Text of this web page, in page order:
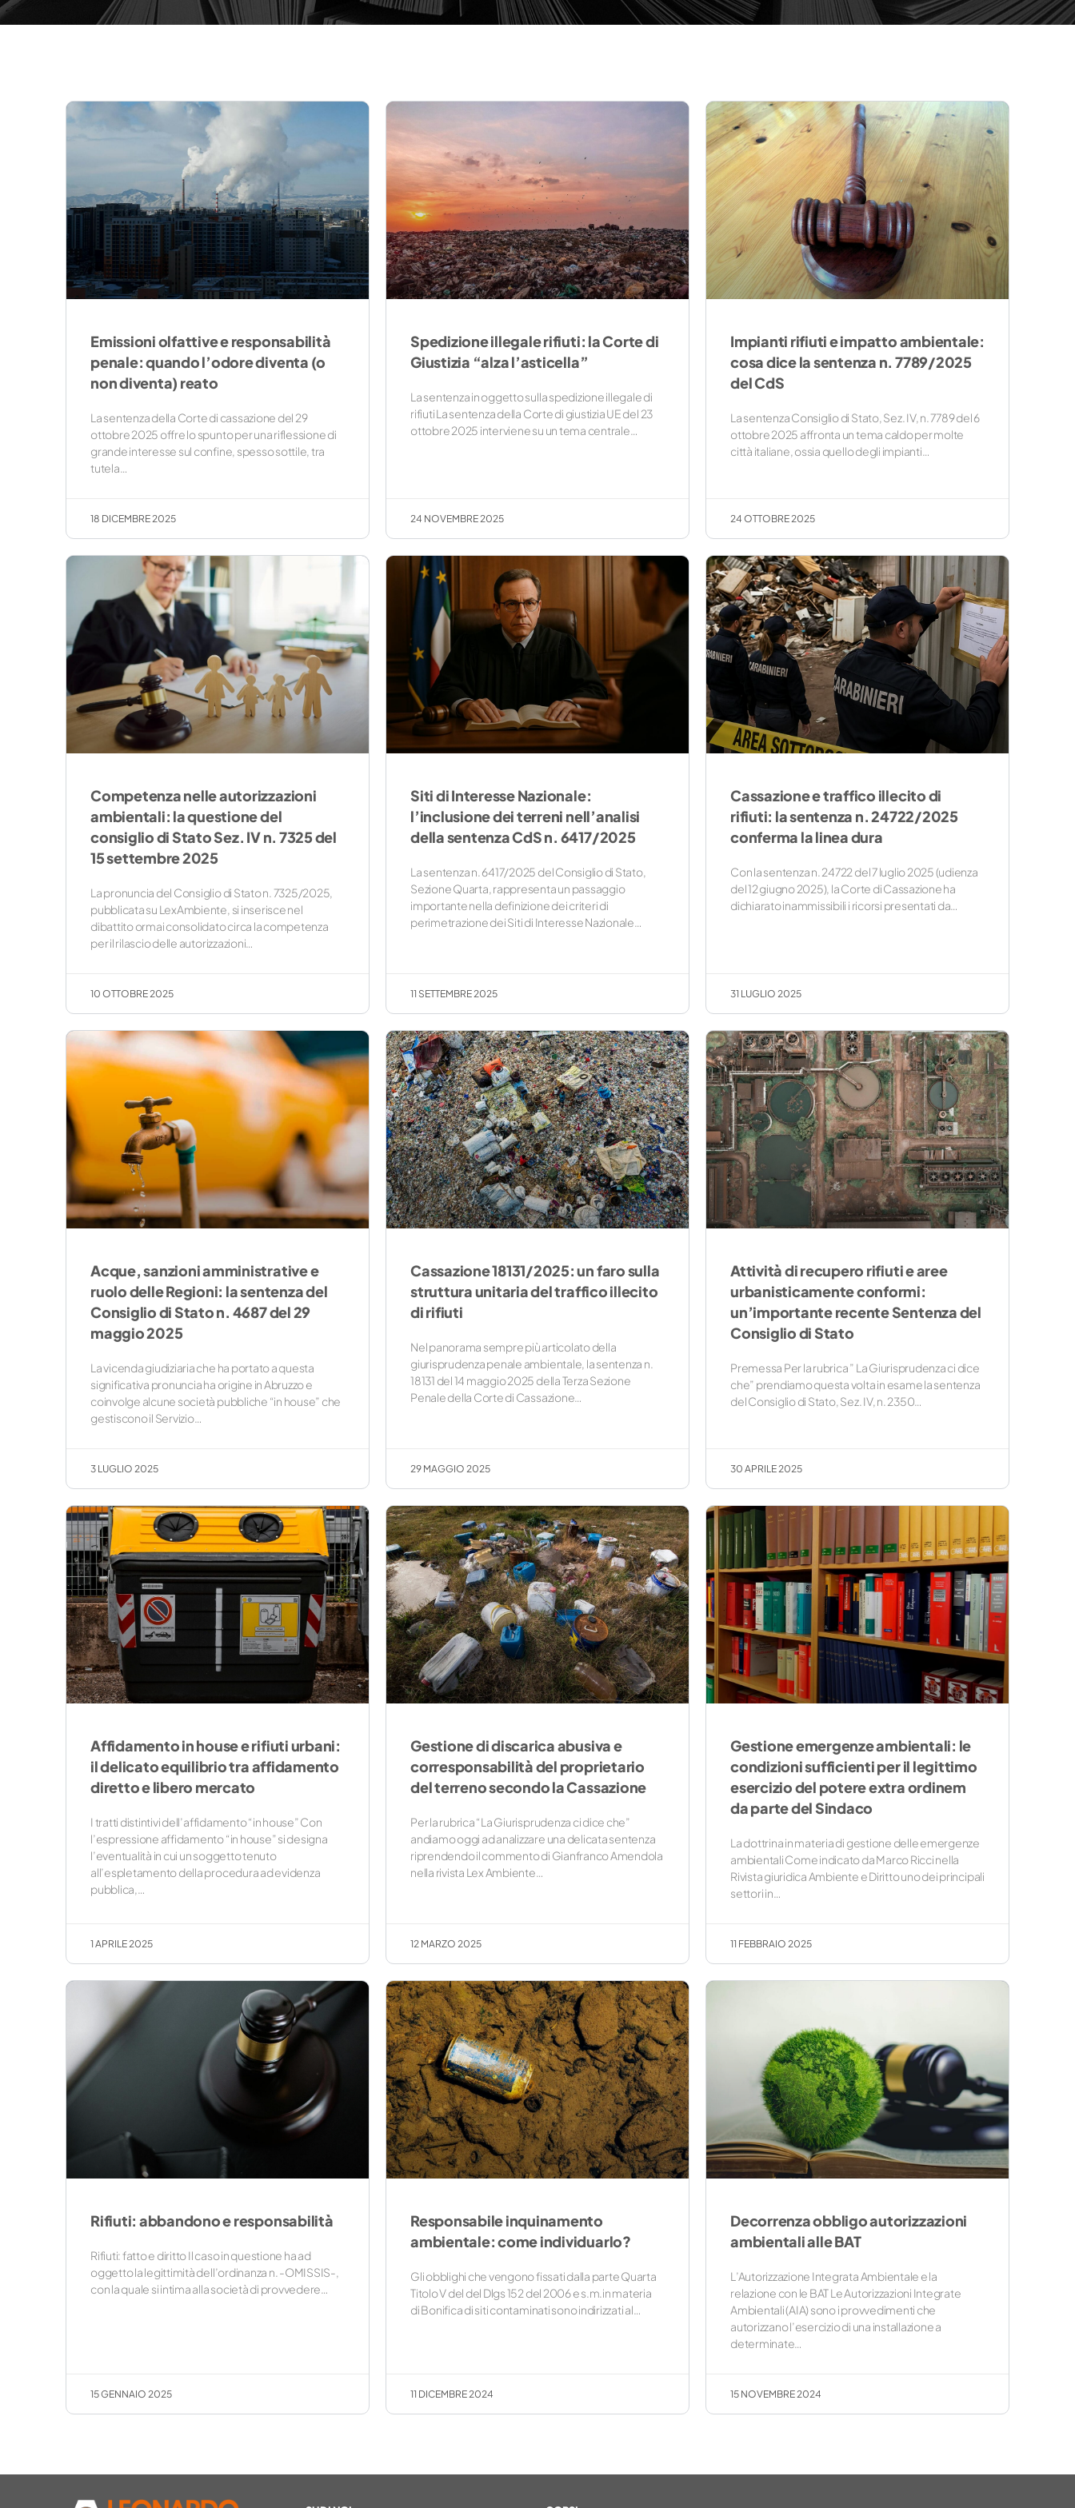
Emissioni olfattive e responsabilità
penale: quando l’odore diventa (o
non diventa) reato
La sentenza della Corte di cassazione del 29
ottobre 2025 offre lo spunto per una riflessione di
grande interesse sul confine, spesso sottile, tra
tutela…
18 DICEMBRE 2025
Spedizione illegale rifiuti: la Corte di
Giustizia “alza l’asticella”
La sentenza in oggetto sulla spedizione illegale di
rifiuti La sentenza della Corte di giustizia UE del 23
ottobre 2025 interviene su un tema centrale…
24 NOVEMBRE 2025
Impianti rifiuti e impatto ambientale:
cosa dice la sentenza n. 7789/2025
del CdS
La sentenza Consiglio di Stato, Sez. IV, n. 7789 del 6
ottobre 2025 affronta un tema caldo per molte
città italiane, ossia quello degli impianti…
24 OTTOBRE 2025
Competenza nelle autorizzazioni
ambientali: la questione del
consiglio di Stato Sez. IV n. 7325 del
15 settembre 2025
La pronuncia del Consiglio di Stato n. 7325/2025,
pubblicata su LexAmbiente, si inserisce nel
dibattito ormai consolidato circa la competenza
per il rilascio delle autorizzazioni…
10 OTTOBRE 2025
Siti di Interesse Nazionale:
l’inclusione dei terreni nell’analisi
della sentenza CdS n. 6417/2025
La sentenza n. 6417/2025 del Consiglio di Stato,
Sezione Quarta, rappresenta un passaggio
importante nella definizione dei criteri di
perimetrazione dei Siti di Interesse Nazionale…
11 SETTEMBRE 2025
Cassazione e traffico illecito di
rifiuti: la sentenza n. 24722/2025
conferma la linea dura
Con la sentenza n. 24722 del 7 luglio 2025 (udienza
del 12 giugno 2025), la Corte di Cassazione ha
dichiarato inammissibili i ricorsi presentati da…
31 LUGLIO 2025
Acque, sanzioni amministrative e
ruolo delle Regioni: la sentenza del
Consiglio di Stato n. 4687 del 29
maggio 2025
La vicenda giudiziaria che ha portato a questa
significativa pronuncia ha origine in Abruzzo e
coinvolge alcune società pubbliche “in house” che
gestiscono il Servizio…
3 LUGLIO 2025
Cassazione 18131/2025: un faro sulla
struttura unitaria del traffico illecito
di rifiuti
Nel panorama sempre più articolato della
giurisprudenza penale ambientale, la sentenza n.
18131 del 14 maggio 2025 della Terza Sezione
Penale della Corte di Cassazione…
29 MAGGIO 2025
Attività di recupero rifiuti e aree
urbanisticamente conformi:
un’importante recente Sentenza del
Consiglio di Stato
Premessa Per la rubrica ” La Giurisprudenza ci dice
che” prendiamo questa volta in esame la sentenza
del Consiglio di Stato, Sez. IV, n. 2350…
30 APRILE 2025
Affidamento in house e rifiuti urbani:
il delicato equilibrio tra affidamento
diretto e libero mercato
I tratti distintivi dell’affidamento “in house” Con
l’espressione affidamento “in house” si designa
l’eventualità in cui un soggetto tenuto
all’espletamento della procedura ad evidenza
pubblica,…
1 APRILE 2025
Gestione di discarica abusiva e
corresponsabilità del proprietario
del terreno secondo la Cassazione
Per la rubrica “La Giurisprudenza ci dice che”
andiamo oggi ad analizzare una delicata sentenza
riprendendo il commento di Gianfranco Amendola
nella rivista Lex Ambiente…
12 MARZO 2025
Gestione emergenze ambientali: le
condizioni sufficienti per il legittimo
esercizio del potere extra ordinem
da parte del Sindaco
La dottrina in materia di gestione delle emergenze
ambientali Come indicato da Marco Ricci nella
Rivista giuridica Ambiente e Diritto uno dei principali
settori in…
11 FEBBRAIO 2025
Rifiuti: abbandono e responsabilità
Rifiuti: fatto e diritto Il caso in questione ha ad
oggetto la legittimità dell’ordinanza n. -OMISSIS-,
con la quale si intima alla società di provvedere…
15 GENNAIO 2025
Responsabile inquinamento
ambientale: come individuarlo?
Gli obblighi che vengono fissati dalla parte Quarta
Titolo V del del Dlgs 152 del 2006 e s.m.in materia
di Bonifica di siti contaminati sono indirizzati al…
11 DICEMBRE 2024
Decorrenza obbligo autorizzazioni
ambientali alle BAT
L’Autorizzazione Integrata Ambientale e la
relazione con le BAT Le Autorizzazioni Integrate
Ambientali (AIA) sono i provvedimenti che
autorizzano l’esercizio di una installazione a
determinate…
15 NOVEMBRE 2024